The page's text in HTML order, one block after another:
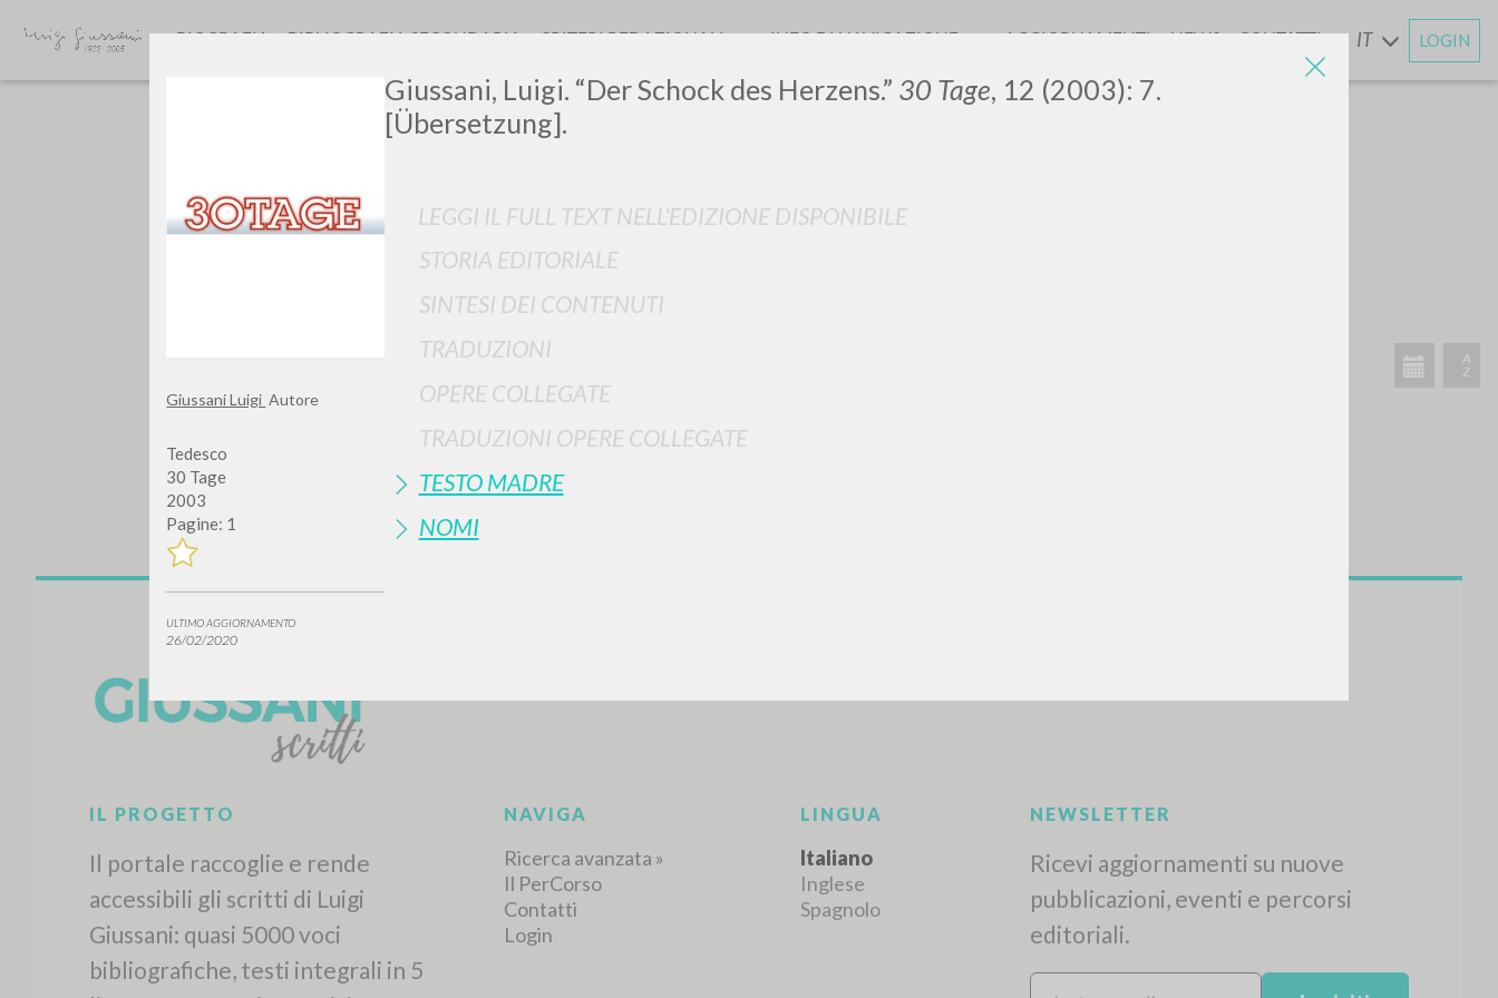
Giussani Luigi Autore
Tedesco
30 Tage
2003
Pagine: 1
ULTIMO AGGIORNAMENTO
26/02/2020
Giussani, Luigi. “Der Schock des Herzens.” 30 Tage, 12 (2003): 7.
[Übersetzung].
LEGGI IL FULL TEXT NELL'EDIZIONE DISPONIBILE
STORIA EDITORIALE
SINTESI DEI CONTENUTI
TRADUZIONI
OPERE COLLEGATE
TRADUZIONI OPERE COLLEGATE
TESTO MADRE
NOMI
LUIGI
GIUSSANI
scritti
BIOGRAFIA BIBLIOGRAFIA SECONDARIA CRITERI REDAZIONALI INFO DI NAVIGAZIONE AGGIORNAMENTIENEWS CONTATTI IT LOGIN
TIPOLOGIA OPERA LINGUA ATTIVITÀ RECENTI